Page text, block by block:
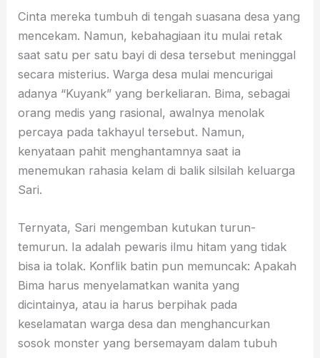
Cinta mereka tumbuh di tengah suasana desa yang
mencekam. Namun, kebahagiaan itu mulai retak
saat satu per satu bayi di desa tersebut meninggal
secara misterius. Warga desa mulai mencurigai
adanya “Kuyank” yang berkeliaran. Bima, sebagai
orang medis yang rasional, awalnya menolak
percaya pada takhayul tersebut. Namun,
kenyataan pahit menghantamnya saat ia
menemukan rahasia kelam di balik silsilah keluarga
Sari.
Ternyata, Sari mengemban kutukan turun-
temurun. Ia adalah pewaris ilmu hitam yang tidak
bisa ia tolak. Konflik batin pun memuncak: Apakah
Bima harus menyelamatkan wanita yang
dicintainya, atau ia harus berpihak pada
keselamatan warga desa dan menghancurkan
sosok monster yang bersemayam dalam tubuh